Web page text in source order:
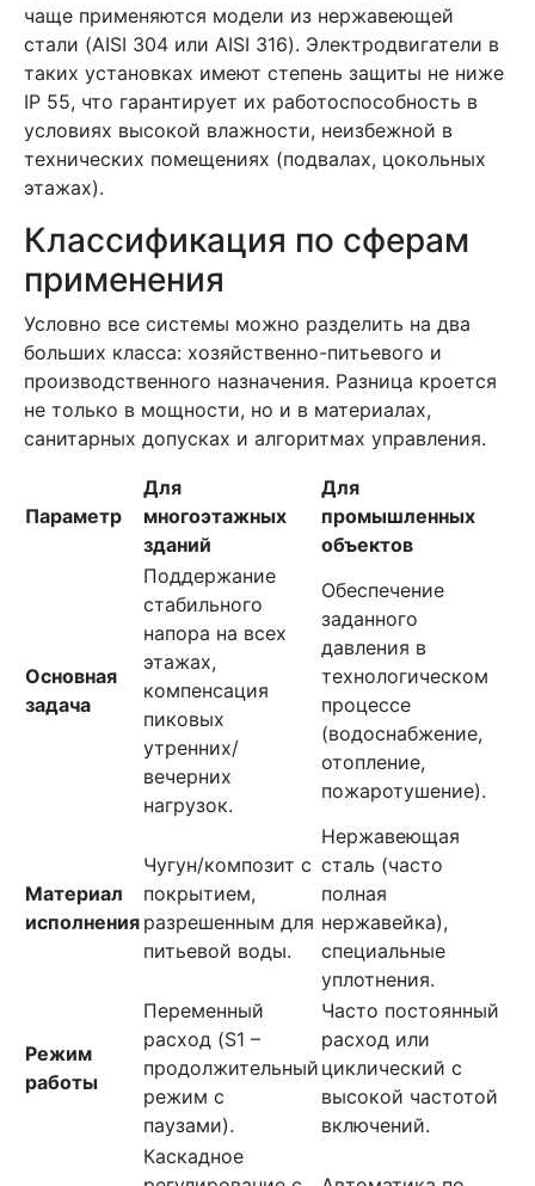
чаще применяются модели из нержавеющей
стали (AISI 304 или AISI 316). Электродвигатели в
таких установках имеют степень защиты не ниже
IP 55, что гарантирует их работоспособность в
условиях высокой влажности, неизбежной в
технических помещениях (подвалах, цокольных
этажах).
Классификация по сферам
применения
Условно все системы можно разделить на два
больших класса: хозяйственно-питьевого и
производственного назначения. Разница кроется
не только в мощности, но и в материалах,
санитарных допусках и алгоритмах управления.
Параметр
Для
многоэтажных
зданий
Для
промышленных
объектов
Основная
задача
Поддержание
стабильного
напора на всех
этажах,
компенсация
пиковых
утренних/
вечерних
нагрузок.
Обеспечение
заданного
давления в
технологическом
процессе
(водоснабжение,
отопление,
пожаротушение).
Материал
исполнения
Чугун/композит с
покрытием,
разрешенным для
питьевой воды.
Нержавеющая
сталь (часто
полная
нержавейка),
специальные
уплотнения.
Режим
работы
Переменный
расход (S1 –
продолжительный
режим с
паузами).
Часто постоянный
расход или
циклический с
высокой частотой
включений.
Каскадное